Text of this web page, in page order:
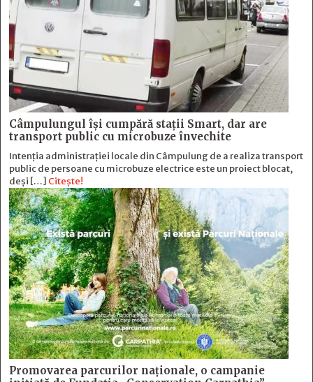
Câmpulungul îşi cumpără staţii Smart, dar are
transport public cu microbuze învechite
Intenția administrației locale din Câmpulung de a realiza transport
public de persoane cu microbuze electrice este un proiect blocat,
deși […] Citește!
Promovarea parcurilor naționale, o campanie